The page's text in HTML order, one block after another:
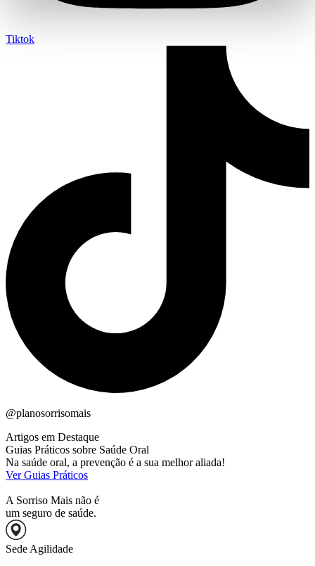
Tiktok
@planosorrisomais
Artigos em Destaque
Guias Práticos sobre Saúde Oral
Na saúde oral, a prevenção é a sua melhor aliada!
Ver Guias Práticos
A Sorriso Mais não é
um seguro de saúde.
Sede Agilidade